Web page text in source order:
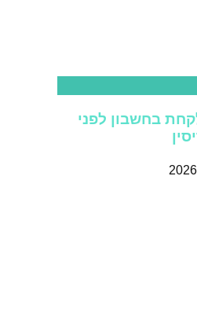
בחשבון לפני